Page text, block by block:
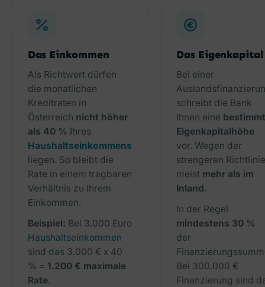
Das Einkommen
Als Richtwert dürfen
die monatlichen
Kreditraten in
Österreich nicht höher
als 40 % Ihres
Haushaltseinkommens
liegen. So bleibt die
Rate in einem tragbaren
Verhältnis zu Ihrem
Einkommen.
Beispiel: Bei 3.000 Euro
Haushaltseinkommen
sind das 3.000 € x 40
% = 1.200 € maximale
Rate.
Das Eigenkapital
Bei einer
schreibt die Bank
Ihnen eine
Eigenkapitalhöhe
vor. Wegen der
strengeren
meist mehr als im
Inland.
In der Regel
mindestens 30 %
der
Bei 300.000 €
Finanzierung sind